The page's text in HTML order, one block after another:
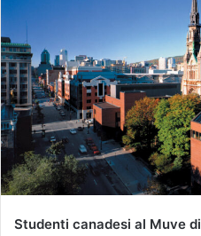
Studenti canadesi al Muve di